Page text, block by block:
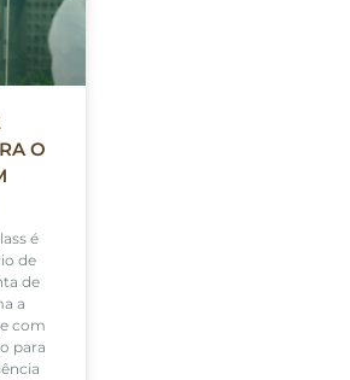
O
é
de
de
a
com
para